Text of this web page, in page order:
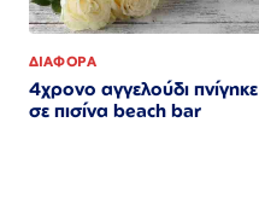
ΔΙΑΦΟΡΑ
4χρονο αγγελούδι πνίγηκε
σε πισίνα beach bar